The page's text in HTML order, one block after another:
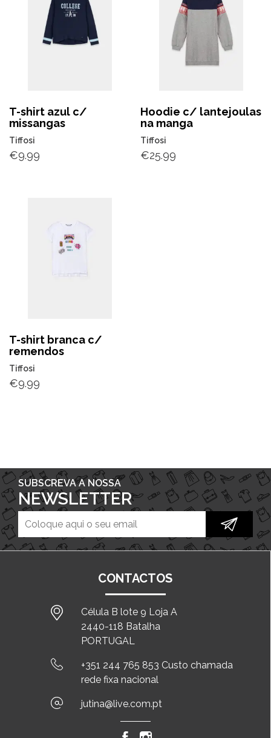
T-shirt azul c/
missangas
Tiffosi
€9.99
Hoodie c/ lantejoulas
na manga
Tiffosi
€25.99
T-shirt branca c/
remendos
Tiffosi
€9.99
SUBSCREVA A NOSSA
NEWSLETTER
CONTACTOS
Célula B lote 9 Loja A
2440-118 Batalha
PORTUGAL
+351 244 765 853 Custo chamada
rede fixa nacional
jutina@live.com.pt